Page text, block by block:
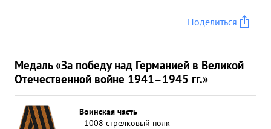
Поделиться
Медаль «За победу над Германией в Великой
Отечественной войне 1941–1945 гг.»
Воинская часть
1008 стрелковый полк